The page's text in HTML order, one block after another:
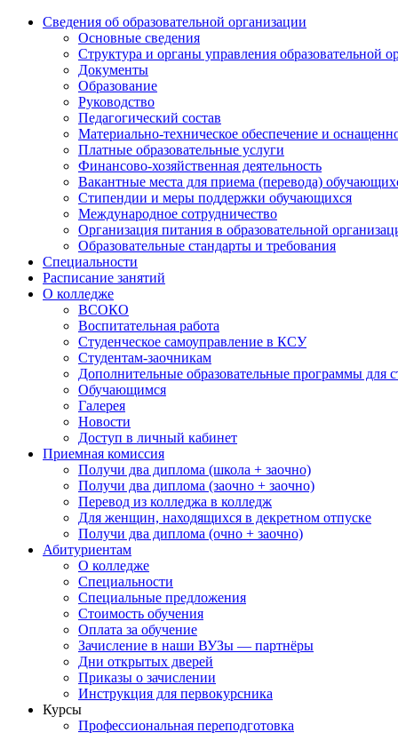
Сведения об образовательной организации
Основные сведения
Структура и органы управления образовательной
Документы
Образование
Руководство
Педагогический состав
Материально-техническое обеспечение и
Платные образовательные услуги
Финансово-хозяйственная деятельность
Вакантные места для приема (перевода)
Стипендии и меры поддержки обучающихся
Международное сотрудничество
Организация питания в образовательной
Образовательные стандарты и требования
Специальности
Расписание занятий
О колледже
ВСОКО
Воспитательная работа
Студенческое самоуправление в КСУ
Студентам-заочникам
Дополнительные образовательные программы для
Обучающимся
Галерея
Новости
Доступ в личный кабинет
Приемная комиссия
Получи два диплома (школа + заочно)
Получи два диплома (заочно + заочно)
Перевод из колледжа в колледж
Для женщин, находящихся в декретном отпуске
Получи два диплома (очно + заочно)
Абитуриентам
О колледже
Специальности
Специальные предложения
Стоимость обучения
Оплата за обучение
Зачисление в наши ВУЗы — партнёры
Дни открытых дверей
Приказы о зачислении
Инструкция для первокурсника
Курсы
Профессиональная переподготовка